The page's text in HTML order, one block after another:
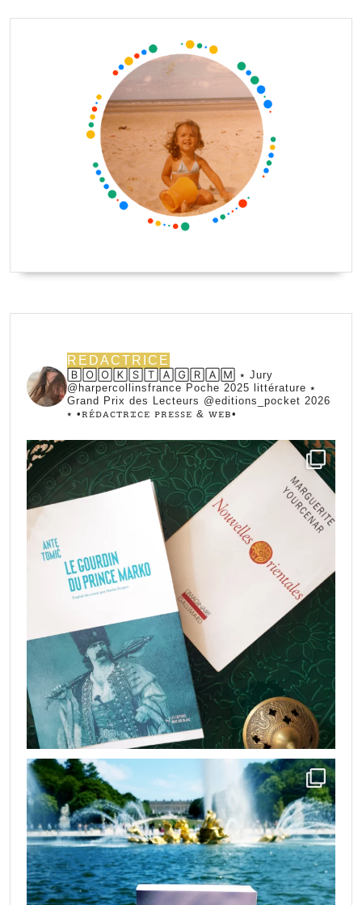
REDACTRICE
🄱🄾🄾🄺🅂🅃🄰🄶🅁🄰🄼 ⭑ Jury
@harpercollinsfrance Poche 2025 littérature ⭑
Grand Prix des Lecteurs @editions_pocket 2026
⭑ •ꭱꭼ́ꭰꭺꮯꭲꭱꮖꮯꭼ ꮲꭱꭼꮪꮪꭼ & ꮃꭼᏼ•